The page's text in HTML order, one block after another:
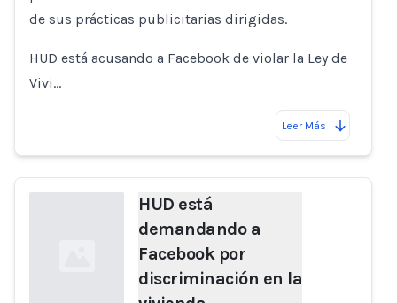
de sus prácticas publicitarias dirigidas.
HUD está acusando a Facebook de violar la Ley de
Vivi…
Leer Más
HUD está
demandando a
Facebook por
discriminación en la